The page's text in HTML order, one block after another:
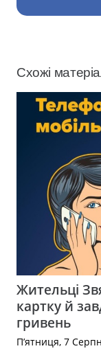
Схожі
Жительці
картку й
гривень
П’ятниця, 7